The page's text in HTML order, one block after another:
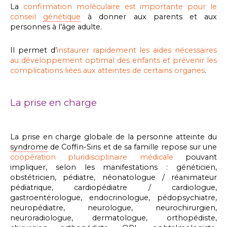
La confirmation moléculaire est importante pour le
conseil génétique à donner aux parents et aux
personnes à l’âge adulte.
Il permet d’instaurer rapidement les aides nécessaires
au développement optimal des enfants et prévenir les
complications liées aux atteintes de certains organes.
La prise en charge
La prise en charge globale de la personne atteinte du
syndrome de Coffin-Siris et de sa famille repose sur une
coopération pluridisciplinaire médicale pouvant
impliquer, selon les manifestations : généticien,
obstétricien, pédiatre, néonatologue / réanimateur
pédiatrique, cardiopédiatre / cardiologue,
gastroentérologue, endocrinologue, pédopsychiatre,
neuropédiatre, neurologue, neurochirurgien,
neuroradiologue, dermatologue, orthopédiste,